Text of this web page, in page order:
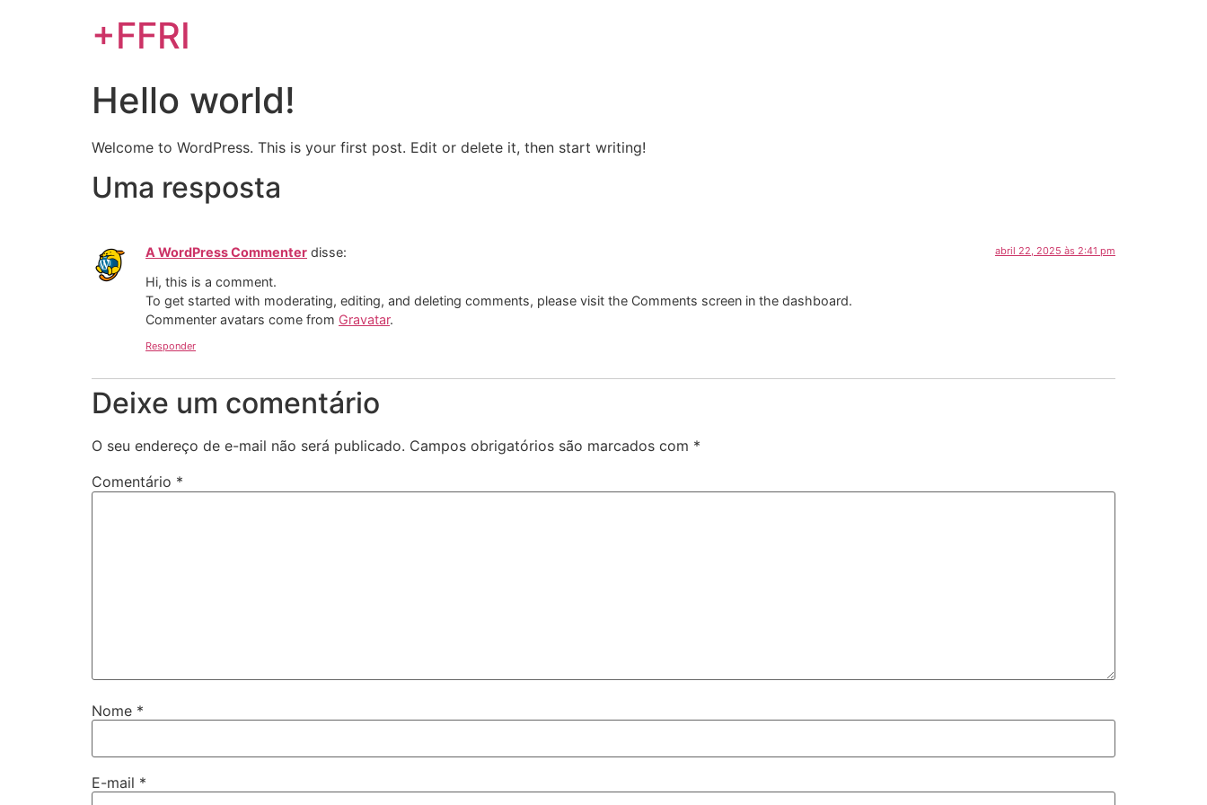
+FFRI
Hello world!
Welcome to WordPress. This is your first post. Edit or delete it, then start writing!
Uma resposta
A WordPress Commenter disse: abril 22, 2025 às 2:41 pm
Hi, this is a comment.
To get started with moderating, editing, and deleting comments, please visit the Comments screen in the dashboard.
Commenter avatars come from Gravatar.
Responder
Deixe um comentário
O seu endereço de e-mail não será publicado. Campos obrigatórios são marcados com *
Comentário *
Nome *
E-mail *